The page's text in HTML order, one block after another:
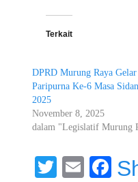
Terkait
DPRD Murung Raya Gelar
Paripurna Ke-6 Masa
2025
November 8, 2025
dalam "Legislatif Murung
Twitter
Email